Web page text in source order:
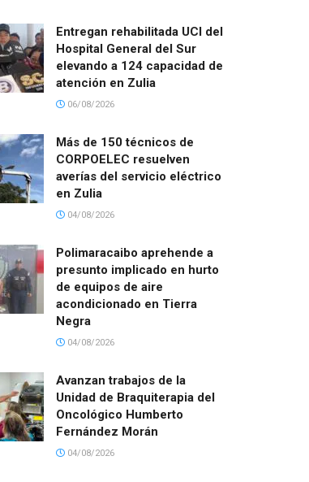
Entregan rehabilitada UCI del
Hospital General del Sur
elevando a 124 capacidad de
atención en Zulia
06/08/2026
Más de 150 técnicos de
CORPOELEC resuelven
averías del servicio eléctrico
en Zulia
04/08/2026
Polimaracaibo aprehende a
presunto implicado en hurto
de equipos de aire
acondicionado en Tierra
Negra
04/08/2026
Avanzan trabajos de la
Unidad de Braquiterapia del
Oncológico Humberto
Fernández Morán
04/08/2026